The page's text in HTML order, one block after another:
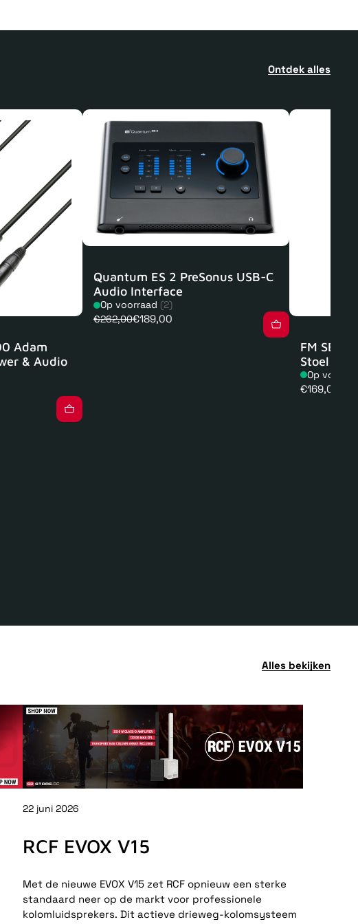
Ontdek alles
Adam
& Audio
Quantum ES 2 PreSonus USB-C
Audio Interface
Op voorraad (2)
€262,00€189,00
FM
Stoel
Op
Normale
€169,00
Alles bekijken
22 juni 2026
RCF EVOX V15
Met de nieuwe EVOX V15 zet RCF opnieuw een sterke
standaard neer op de markt voor professionele
kolomluidsprekers. Dit actieve drieweg-kolomsysteem